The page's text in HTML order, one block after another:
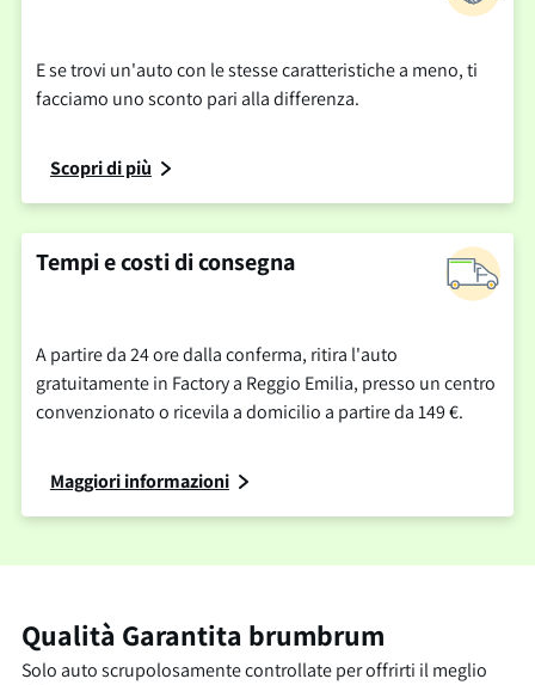
E se trovi un'auto con le stesse caratteristiche a meno, ti
facciamo uno sconto pari alla differenza.
Scopri di più
Tempi e costi di consegna
A partire da 24 ore dalla conferma, ritira l'auto
gratuitamente in Factory a Reggio Emilia, presso un centro
convenzionato o ricevila a domicilio a partire da 149 €.
Maggiori informazioni
Qualità Garantita brumbrum
Solo auto scrupolosamente controllate per offrirti il meglio